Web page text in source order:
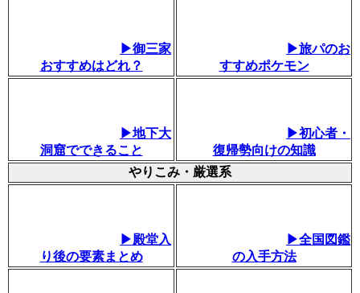
▶御三家
おすすめはどれ？
▶旅パのお
すすめポケモン
▶地下大
洞窟でできること
▶初心者・
復帰勢向けの知識
やりこみ・厳選系
▶殿堂入
り後の要素まとめ
▶全国図鑑
の入手方法